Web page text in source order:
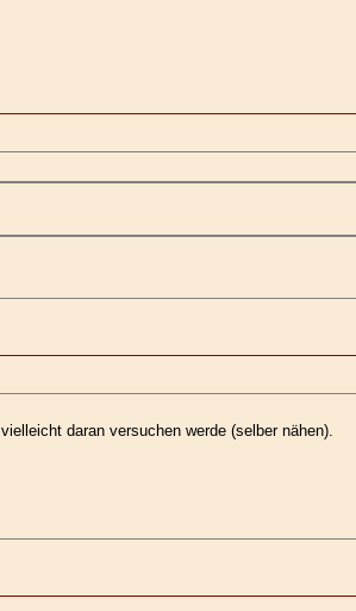
daran versuchen werde (selber nähen).